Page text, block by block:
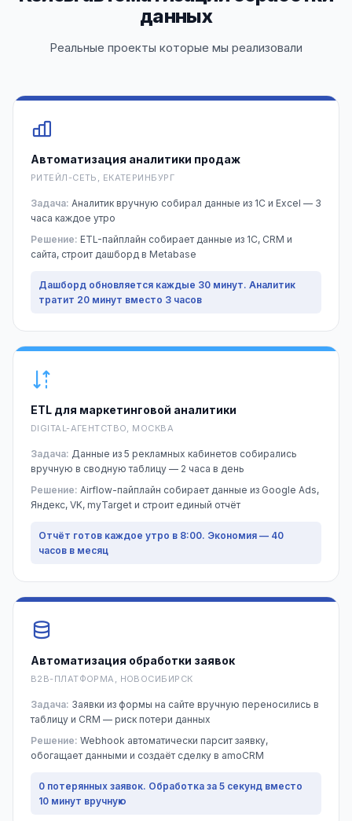
данных
Реальные проекты которые мы реализовали
Автоматизация аналитики продаж
РИТЕЙЛ-СЕТЬ, ЕКАТЕРИНБУРГ
Задача: Аналитик вручную собирал данные из 1С и Excel — 3
часа каждое утро
Решение: ETL-пайплайн собирает данные из 1С, CRM и
сайта, строит дашборд в Metabase
Дашборд обновляется каждые 30 минут. Аналитик
тратит 20 минут вместо 3 часов
ETL для маркетинговой аналитики
DIGITAL-АГЕНТСТВО, МОСКВА
Задача: Данные из 5 рекламных кабинетов собирались
вручную в сводную таблицу — 2 часа в день
Решение: Airflow-пайплайн собирает данные из Google Ads,
Яндекс, VK, myTarget и строит единый отчёт
Отчёт готов каждое утро в 8:00. Экономия — 40
часов в месяц
Автоматизация обработки заявок
B2B-ПЛАТФОРМА, НОВОСИБИРСК
Задача: Заявки из формы на сайте вручную переносились в
таблицу и CRM — риск потери данных
Решение: Webhook автоматически парсит заявку,
обогащает данными и создаёт сделку в amoCRM
0 потерянных заявок. Обработка за 5 секунд вместо
10 минут вручную